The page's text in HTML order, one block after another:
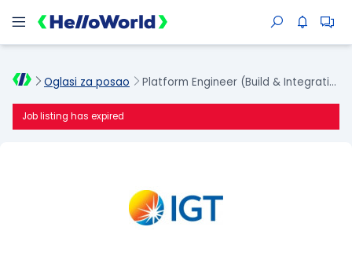
Oglasi za posao Platform Engineer (Build & Integration)
Job listing has expired